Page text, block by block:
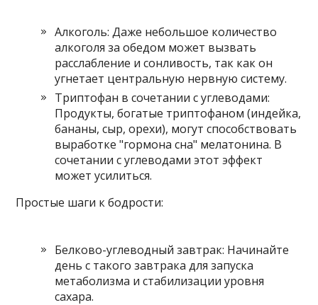
Алкоголь: Даже небольшое количество
алкоголя за обедом может вызвать
расслабление и сонливость, так как он
угнетает центральную нервную систему.
Триптофан в сочетании с углеводами:
Продукты, богатые триптофаном (индейка,
бананы, сыр, орехи), могут способствовать
выработке "гормона сна" мелатонина. В
сочетании с углеводами этот эффект
может усилиться.
Простые шаги к бодрости:
Белково-углеводный завтрак: Начинайте
день с такого завтрака для запуска
метаболизма и стабилизации уровня
сахара.